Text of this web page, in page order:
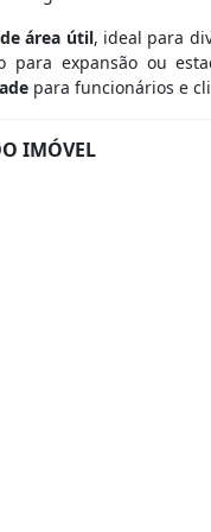
área útil, ideal para
para expansão ou
para funcionários e
IMÓVEL